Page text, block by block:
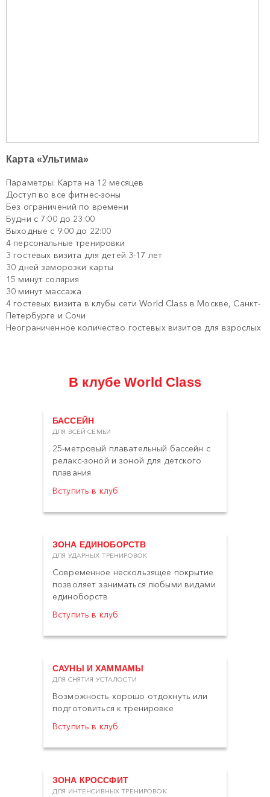
Карта «Ультима»
Параметры: Карта на 12 месяцев
Доступ во все фитнес-зоны
Без ограничений по времени
Будни с 7:00 до 23:00
Выходные с 9:00 до 22:00
4 персональные тренировки
3 гостевых визита для детей 3-17 лет
30 дней заморозки карты
15 минут солярия
30 минут массажа
4 гостевых визита в клубы сети World Class в Москве, Санкт-
Петербурге и Сочи
Неограниченное количество гостевых визитов для взрослых
В клубе World Class
БАССЕЙН
ДЛЯ ВСЕЙ СЕМЬИ
25-метровый плавательный бассейн с
релакс-зоной и зоной для детского
плавания
Вступить в клуб
ЗОНА ЕДИНОБОРСТВ
ДЛЯ УДАРНЫХ ТРЕНИРОВОК
Современное нескользящее покрытие
позволяет заниматься любыми видами
единоборств
Вступить в клуб
САУНЫ И ХАММАМЫ
ДЛЯ СНЯТИЯ УСТАЛОСТИ
Возможность хорошо отдохнуть или
подготовиться к тренировке
Вступить в клуб
ЗОНА КРОССФИТ
ДЛЯ ИНТЕНСИВНЫХ ТРЕНИРОВОК